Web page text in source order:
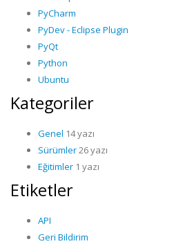
PyCharm
PyDev - Eclipse Plugin
PyQt
Python
Ubuntu
Kategoriler
Genel 14 yazı
Sürümler26 yazı
Eğitimler 1 yazı
Etiketler
API
Geri Bildirim